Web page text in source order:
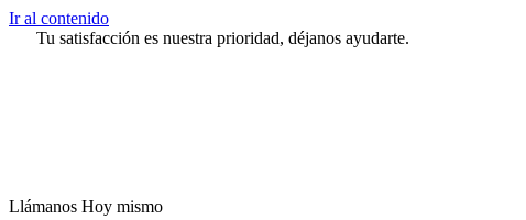
Ir al contenido
Tu satisfacción es nuestra prioridad, déjanos ayudarte.
Llámanos Hoy mismo